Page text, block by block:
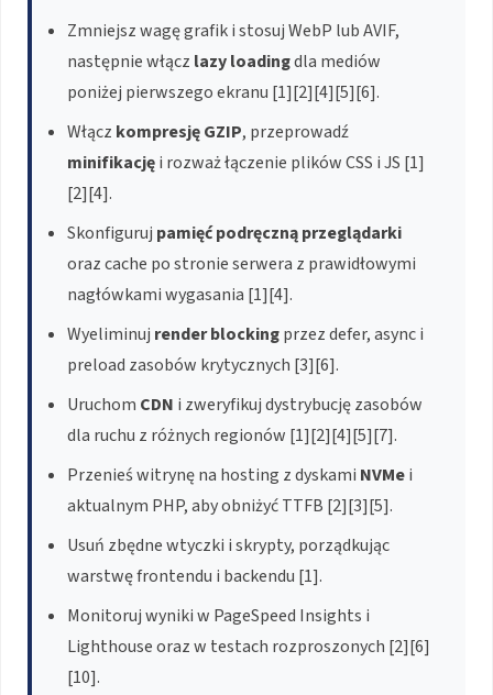
Zmniejsz wagę grafik i stosuj WebP lub AVIF,
następnie włącz lazy loadingdla mediów
poniżej pierwszego ekranu [1][2][4][5][6].
Włącz kompresję GZIP, przeprowadź
minifikacjęi rozważ łączenie plików CSS i JS [1]
[2][4].
Skonfiguruj pamięć podręczną przeglądarki
oraz cache po stronie serwera z prawidłowymi
nagłówkami wygasania [1][4].
Wyeliminuj render blockingprzez defer, async i
preload zasobów krytycznych [3][6].
Uruchom CDN i zweryfikuj dystrybucję zasobów
dla ruchu z różnych regionów [1][2][4][5][7].
Przenieś witrynę na hosting z dyskami NVMei
aktualnym PHP, aby obniżyć TTFB [2][3][5].
Usuń zbędne wtyczki i skrypty, porządkując
warstwę frontendu i backendu [1].
Monitoruj wyniki w PageSpeed Insights i
Lighthouse oraz w testach rozproszonych [2][6]
[10].